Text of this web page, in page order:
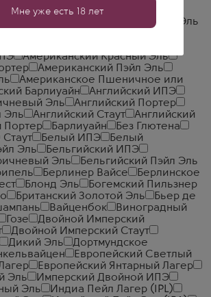
Крепкий Эль
Витбир
Крепкий Эль
Американский Красный Эль
Американский Пэйл Эль
Американское Пшеничное или
Барлиуайн
Английский ИПЭ
Эль
Английский Портер
Эль
Английский Стаут
Английский
Портер Барлиуайн
Без Глютена
Белый ИПЭ
Белый
Эль
Бельгийский ИПЭ
Эль
Бельгийский Пэйл Эль
Берлинер Вайсе
Берлинское
Блонд Эль
Богемский Пильзнер
Британский Золотой Эль
Бьер де
Вайценбок
Виноградный
Гозе
Двойной Имперский
Двойной Имперский Стаут
Дикий Эль
Дортмундское
Европейский Светлый
Европейский Янтарный Лагер
Эль
Имперский Двойной ИПЭ
Эль
Индиа Пейл Лагер (IPL)
Мне уже есть 18 лет